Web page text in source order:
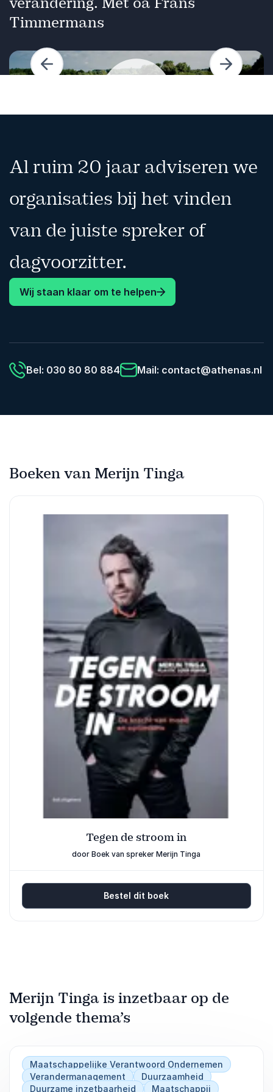
Vorige
Volgende
Timmermans
Al ruim 20 jaar adviseren we
organisaties bij het vinden
van de juiste spreker of
dagvoorzitter.
Wij staan klaar om te helpen
Bel: 030 80 80 884 Mail: contact@athenas.nl
Boeken van Merijn Tinga
Tegen de stroom in
door Boek van spreker Merijn Tinga
Bestel dit boek
Merijn Tinga is inzetbaar op de
volgende thema’s
Maatschappelijke Verantwoord Ondernemen
Verandermanagement
Duurzaamheid
Duurzame inzetbaarheid
Maatschappij